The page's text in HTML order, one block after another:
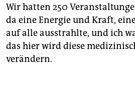
Wir hatten 250
da eine Energie und Kraft,
auf alle ausstrahlte, und ich
das hier wird diese
verändern.